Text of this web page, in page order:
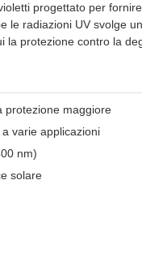
progettato per
le radiazioni UV svolge
protezione contro la
protezione maggiore
varie applicazioni
nm)
solare